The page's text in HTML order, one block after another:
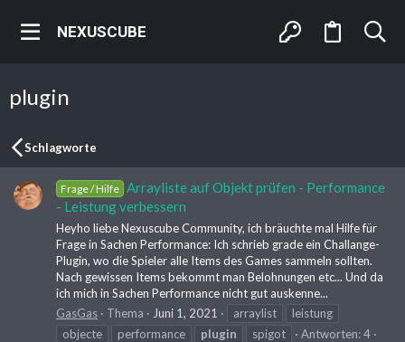
NEXUSCUBE
plugin
Schlagworte
Frage / Hilfe Arrayliste auf Objekt prüfen - Performance
- Leistung verbessern
Heyho liebe Nexuscube Community, ich bräuchte mal Hilfe für
Frage in Sachen Performance: Ich schrieb grade ein Challange-
Plugin, wo die Spieler alle Items des Games sammeln sollten.
Nach gewissen Items bekommt man Belohnungen etc... Und da
ich mich in Sachen Performance nicht gut auskenne...
GasGas
Thema Juni 1, 2021 arraylist
leistung
objecte
performance plugin spigot
Antworten: 4